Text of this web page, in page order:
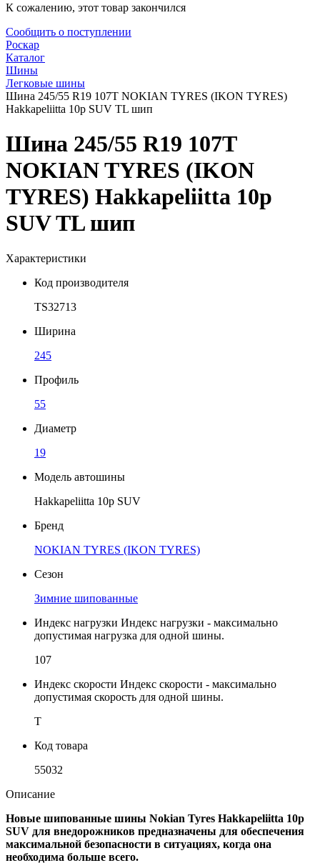
К сожалению, этот товар закончился
Сообщить о поступлении
Роскар
Каталог
Шины
Легковые шины
Шина 245/55 R19 107T NOKIAN TYRES (IKON TYRES)
Hakkapeliitta 10р SUV TL шип
Шина 245/55 R19 107T
NOKIAN TYRES (IKON
TYRES) Hakkapeliitta 10р
SUV TL шип
Характеристики
Код производителя
TS32713
Ширина
245
Профиль
55
Диаметр
19
Модель автошины
Hakkapeliitta 10р SUV
Бренд
NOKIAN TYRES (IKON TYRES)
Сезон
Зимние шипованные
Индекс нагрузки Индекс нагрузки - максимально
допустимая нагрузка для одной шины.
107
Индекс скорости Индекс скорости - максимально
допустимая скорость для одной шины.
T
Код товара
55032
Описание
Новые шипованные шины Nokian Tyres Hakkapeliitta 10p
SUV для внедорожников предназначены для обеспечения
максимальной безопасности в ситуациях, когда она
необходима больше всего.